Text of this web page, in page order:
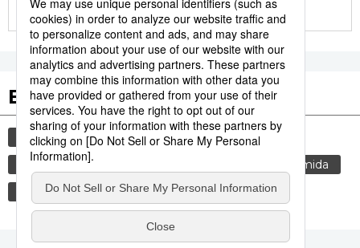
More in this series
Etiquetas destacadas
cultura gastronomía vida
cortesía
costumbres
comida
modales
gastronomía japonesa